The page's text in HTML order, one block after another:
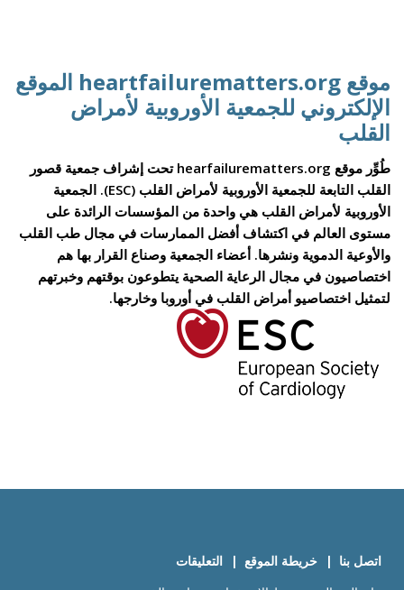
موقع heartfailurematters.org الموقع
الإلكتروني للجمعية الأوروبية لأمراض
القلب
طُوِّر موقع hearfailurematters.org تحت إشراف جمعية قصور
القلب التابعة للجمعية الأوروبية لأمراض القلب (ESC). الجمعية
الأوروبية لأمراض القلب هي واحدة من المؤسسات الرائدة على
مستوى العالم في اكتشاف أفضل الممارسات في مجال طب القلب
والأوعية الدموية ونشرها. أعضاء الجمعية وصناع القرار بها هم
اختصاصيون في مجال الرعاية الصحية يتطوعون بوقتهم وخبرتهم
لتمثيل اختصاصيو أمراض القلب في أوروبا وخارجها.
اتصل بنا خريطة الموقع
التعليقات